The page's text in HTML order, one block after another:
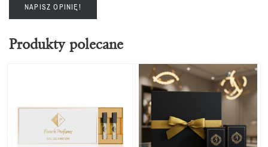
NAPISZ OPINIĘ!
Produkty polecane